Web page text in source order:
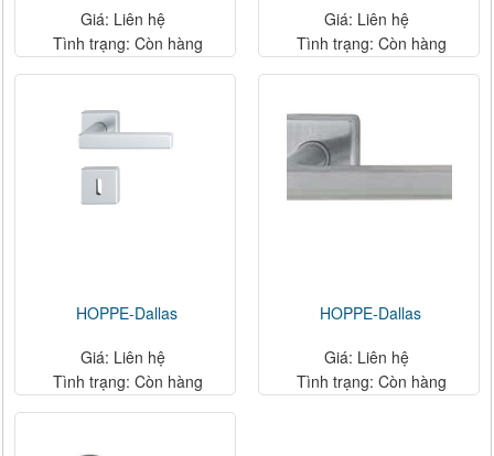
Giá: Liên hệ
Tình trạng: Còn hàng
Giá: Liên hệ
Tình trạng: Còn hàng
HOPPE-Dallas
Giá: Liên hệ
Tình trạng: Còn hàng
HOPPE-Dallas
Giá: Liên hệ
Tình trạng: Còn hàng